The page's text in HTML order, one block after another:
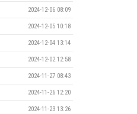
2024-12-06 08:09
2024-12-05 10:18
2024-12-04 13:14
2024-12-02 12:58
2024-11-27 08:43
2024-11-26 12:20
2024-11-23 13:26